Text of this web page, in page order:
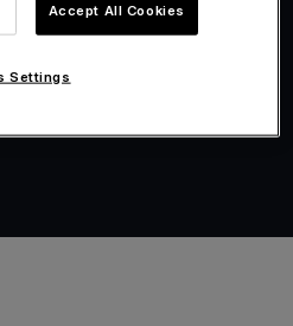
Accept All Cookies
Settings